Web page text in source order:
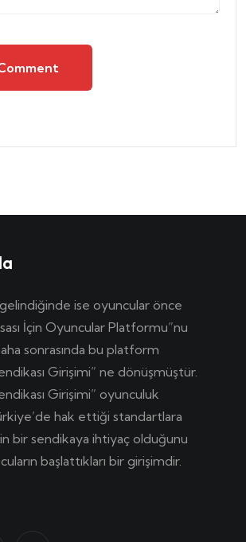
gelindiğinde ise oyuncular önce
İçin Oyuncular Platformu”nu
sonrasında bu platform
Girişimi” ne dönüşmüştür.
Girişimi” oyunculuk
hak ettiği standartlara
bir sendikaya ihtiyaç olduğunu
başlattıkları bir girişimdir.